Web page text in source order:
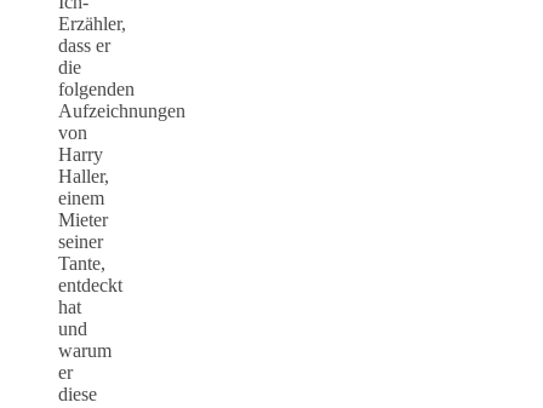
Erzähler,
dass er
die
folgenden
Aufzeichnungen
von
Harry
Haller,
einem
Mieter
seiner
Tante,
entdeckt
hat
und
warum
er
diese